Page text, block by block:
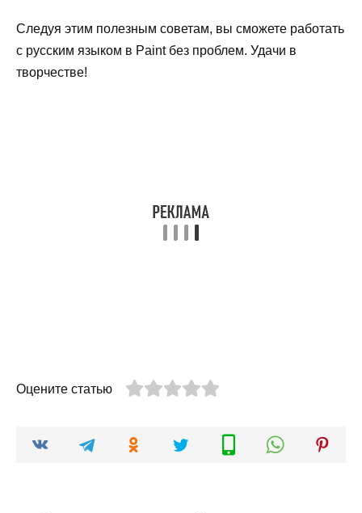
Следуя этим полезным советам, вы сможете работать
с русским языком в Paint без проблем. Удачи в
творчестве!
Оцените статью